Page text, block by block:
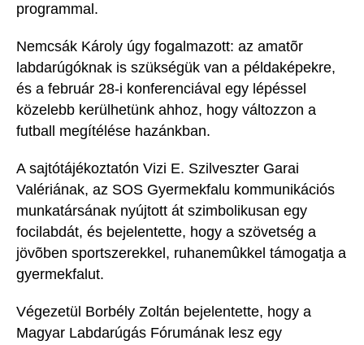
programmal.
Nemcsák Károly úgy fogalmazott: az amatõr
labdarúgóknak is szükségük van a példaképekre,
és a február 28-i konferenciával egy lépéssel
közelebb kerülhetünk ahhoz, hogy változzon a
futball megítélése hazánkban.
A sajtótájékoztatón Vizi E. Szilveszter Garai
Valériának, az SOS Gyermekfalu kommunikációs
munkatársának nyújtott át szimbolikusan egy
focilabdát, és bejelentette, hogy a szövetség a
jövõben sportszerekkel, ruhanemûkkel támogatja a
gyermekfalut.
Végezetül Borbély Zoltán bejelentette, hogy a
Magyar Labdarúgás Fórumának lesz egy